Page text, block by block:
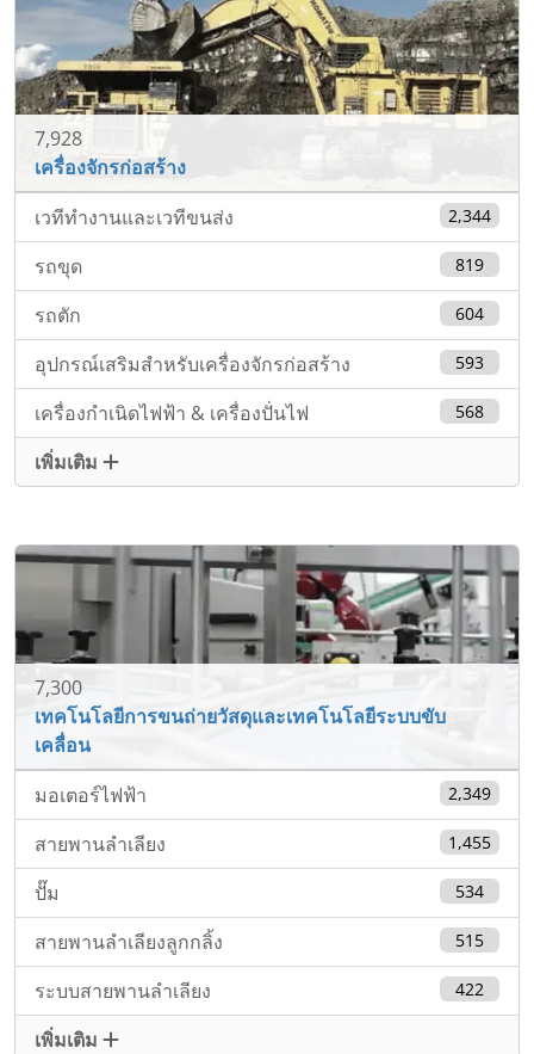
7,928
เครื่องจักรก่อสร้าง
เวทีทำงานและเวทีขนส่ง
2,344
รถขุด 819
รถตัก 604
อุปกรณ์เสริมสำหรับเครื่องจักรก่อสร้าง 593
เครื่องกำเนิดไฟฟ้า & เครื่องปั่นไฟ 568
เพิ่มเติม
7,300
เทคโนโลยีการขนถ่ายวัสดุและเทคโนโลยีระบบขับ
เคลื่อน
มอเตอร์ไฟฟ้า
2,349
สายพานลำเลียง 1,455
ปั๊ม 534
สายพานลำเลียงลูกกลิ้ง 515
ระบบสายพานลำเลียง 422
เพิ่มเติม